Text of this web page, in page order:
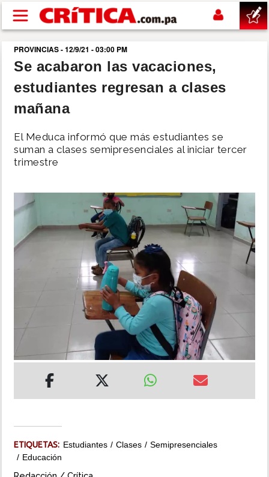
Pasar al contenido principal
buscar
SUCESOS
POLÍTICA
IMPRESO
PROVINCIAS - 12/9/21 - 03:00 PM
Se acabaron las vacaciones,
estudiantes regresan a clases
mañana
El Meduca informó que más estudiantes se
suman a clases semipresenciales al iniciar tercer
trimestre
ETIQUETAS: Estudiantes Clases
Semipresenciales
Educación